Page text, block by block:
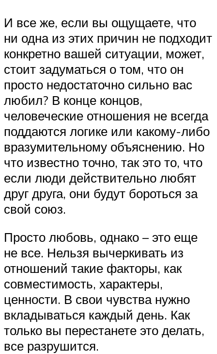
И все же, если вы ощущаете, что
ни одна из этих причин не подходит
конкретно вашей ситуации, может,
стоит задуматься о том, что он
просто недостаточно сильно вас
любил? В конце концов,
человеческие отношения не всегда
поддаются логике или какому-либо
вразумительному объяснению. Но
что известно точно, так это то, что
если люди действительно любят
друг друга, они будут бороться за
свой союз.
Просто любовь, однако – это еще
не все. Нельзя вычеркивать из
отношений такие факторы, как
совместимость, характеры,
ценности. В свои чувства нужно
вкладываться каждый день. Как
только вы перестанете это делать,
все разрушится.